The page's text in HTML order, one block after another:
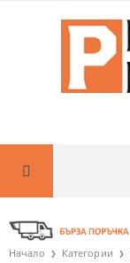
Начало Категории